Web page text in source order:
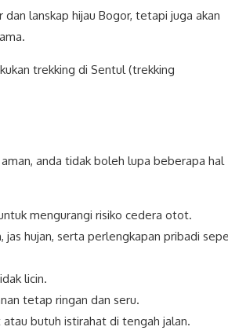
lanskap hijau Bogor, tetapi juga akan
trekking di Sentul (trekking
anda tidak boleh lupa beberapa hal
mengurangi risiko cedera otot.
jas hujan, serta perlengkapan pribadi
licin.
tetap ringan dan seru.
atau butuh istirahat di tengah jalan.